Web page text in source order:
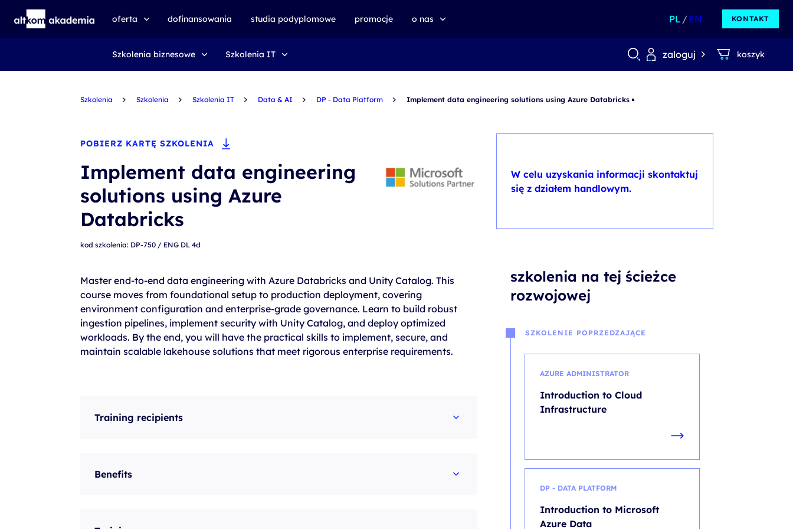
oferta
speexx
certyfikat DMI
AI First
szkolenia VR
szkolenia NIS2
szkolenia dla edukacji
szkolenia dla produkcji
voucher szkoleniowy
szkolenia SAP
szkolenia SAS
formuły szkoleń MS
szkolenia
dofinansowania studia podyplomowe promocje o nas PL EN KONTAKT
Szkolenia biznesowe Szkolenia IT zaloguj koszyk
Szkolenia Szkolenia Szkolenia IT Data & AI DP - Data Platform Implement data engineering solutions using Azure Databricks
POBIERZ KARTĘ SZKOLENIA
Implement data engineering
solutions using Azure
Databricks
kod szkolenia: DP-750 / ENG DL 4d
Master end-to-end data engineering with Azure Databricks and Unity Catalog. This
course moves from foundational setup to production deployment, covering
environment configuration and enterprise-grade governance. Learn to build robust
ingestion pipelines, implement security with Unity Catalog, and deploy optimized
workloads. By the end, you will have the practical skills to implement, secure, and
maintain scalable lakehouse solutions that meet rigorous enterprise requirements.
Training recipients
Benefits
W celu uzyskania informacji skontaktuj
się z działem handlowym.
szkolenia na tej ścieżce
rozwojowej
SZKOLENIE POPRZEDZAJĄCE
AZURE ADMINISTRATOR
Introduction to Cloud
Infrastructure
DP - DATA PLATFORM
Introduction to Microsoft
Azure Data